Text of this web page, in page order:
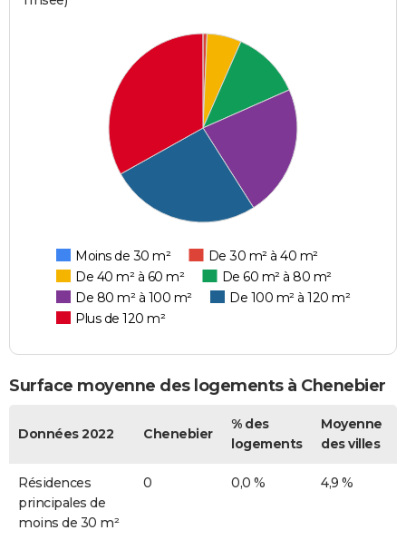
Moins de 30 m²
De 30 m² à 40 m²
De 40 m² à 60 m²
De 60 m² à 80 m²
De 80 m² à 100 m²
De 100 m² à 120 m²
Plus de 120 m²
Surface moyenne des logements à Chenebier
Données 2022 Chenebier
% des
logements
Moyenne
des villes
Résidences
principales de
moins de 30 m²
0 0,0 % 4,9 %